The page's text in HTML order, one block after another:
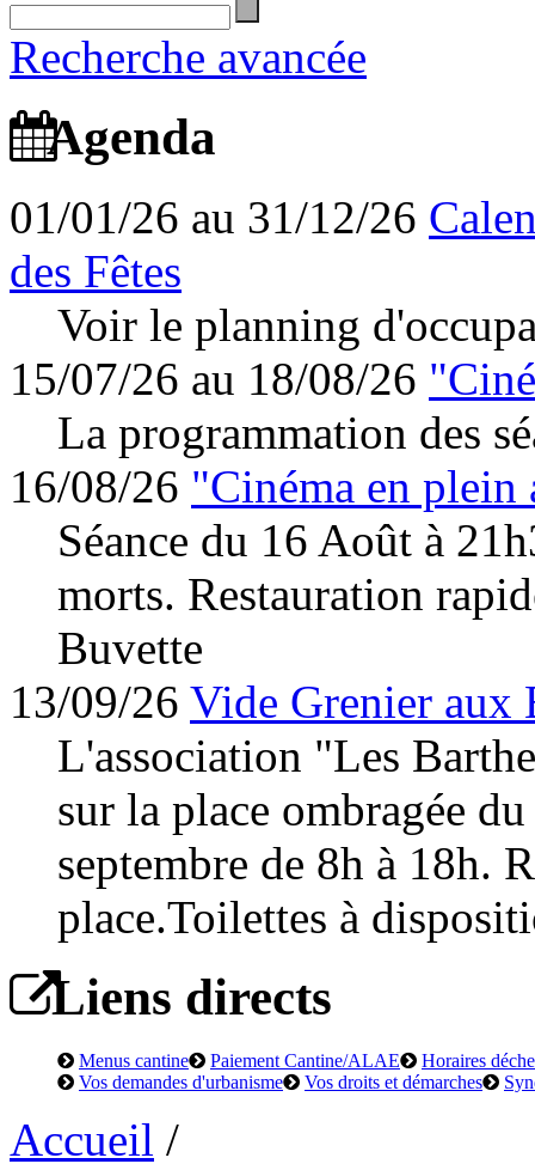
Recherche avancée
Agenda
01/01/26 au 31/12/26
des Fêtes
Voir le planning
15/07/26 au 18/08/26
La programmation des
16/08/26 "Cinéma en plein
Séance du 16 Août à
morts. Restauration
Buvette
13/09/26 Vide Grenier aux
L'association "Les
sur la place ombragée
septembre de 8h à 18h.
place.Toilettes à
Liens directs
Menus cantine Paiement Cantine/ALAE
Horaires
Vos demandes d'urbanisme
Vos droits et démarches
Accueil /